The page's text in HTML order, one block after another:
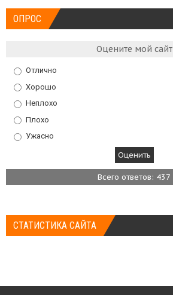
ОПРОС
Оцените мой сайт
Отлично
Хорошо
Неплохо
Плохо
Ужасно
Всего ответов: 437
СТАТИСТИКА САЙТА